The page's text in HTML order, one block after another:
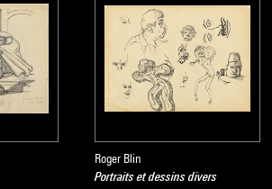
Roger Blin
Portraits et dessins divers